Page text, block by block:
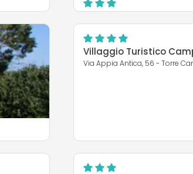
Ostuni
Villaggio Turistico
Via Appia Antica, 56 - Torre